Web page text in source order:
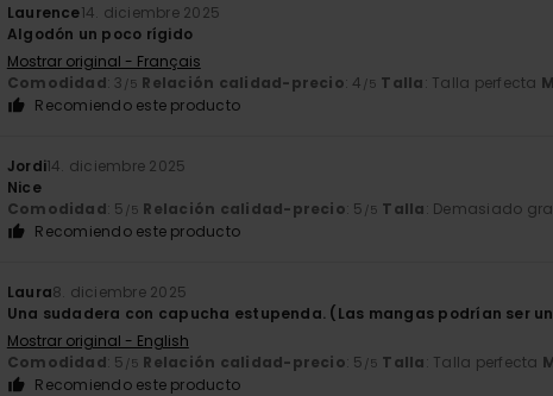
Laurence14. diciembre 2025
Algodón un poco rígido
Mostrar original - Français
Comodidad: 3 /5 Relación calidad-precio: 4 /5 Talla: Talla perfecta
Recomiendo este producto
Jordi14. diciembre 2025
Nice
Comodidad: 5 /5 Relación calidad-precio: 5 /5 Talla: Demasiado
Recomiendo este producto
Laura8. diciembre 2025
Una sudadera con capucha estupenda. (Las mangas podrían ser
Mostrar original - English
Comodidad: 5 /5 Relación calidad-precio: 5 /5 Talla: Talla perfecta
Recomiendo este producto